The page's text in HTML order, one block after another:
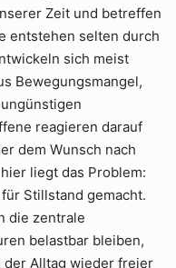
Zeit und betreffen
entstehen selten durch
sich meist
Bewegungsmangel,
reagieren darauf
dem Wunsch nach
liegt das Problem:
Stillstand gemacht.
die zentrale
belastbar bleiben,
Alltag wieder freier